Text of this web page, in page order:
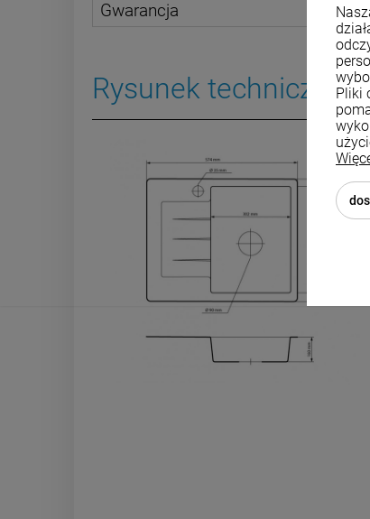
Gwarancja
Rysunek technicznyPliki